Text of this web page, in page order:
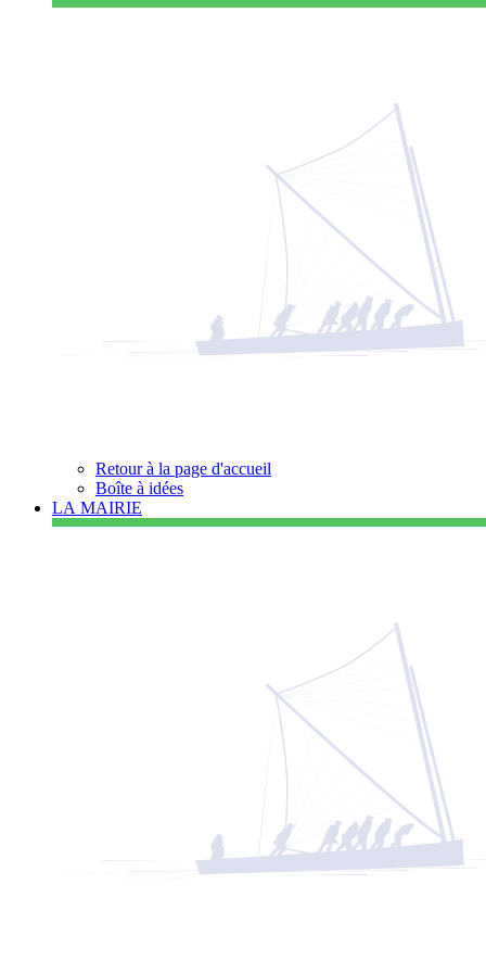
Retour à la page d'accueil
Boîte à idées
LA MAIRIE